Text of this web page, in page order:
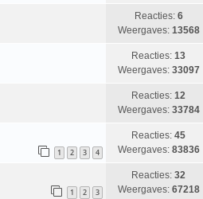
Reacties: 6
Weergaves: 13568
Reacties: 13
Weergaves: 33097
Reacties: 12
Weergaves: 33784
1 2 3 4
Reacties: 45
Weergaves: 83836
1 2 3
Reacties: 32
Weergaves: 67218